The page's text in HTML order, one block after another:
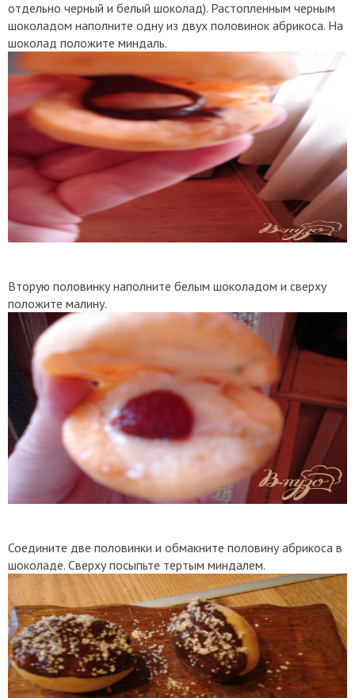
отдельно черный и белый шоколад). Растопленным черным
шоколадом наполните одну из двух половинок абрикоса. На
шоколад положите миндаль.
Вторую половинку наполните белым шоколадом и сверху
положите малину.
Соедините две половинки и обмакните половину абрикоса в
шоколаде. Сверху посыпьте тертым миндалем.